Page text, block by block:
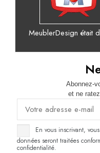
MeublerDesign était
Abonnez-
et ne
En vous inscrivant,
données seront traitées
confidentialité.